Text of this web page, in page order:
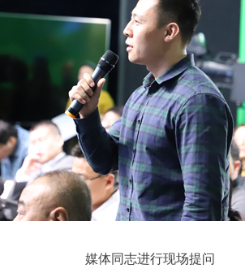
媒体同志进行现场提问